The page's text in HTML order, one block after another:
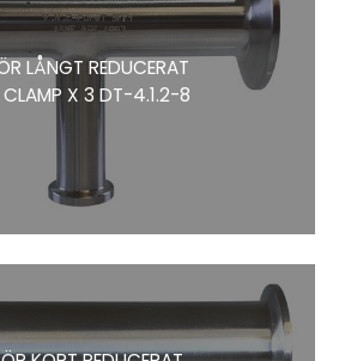
LÅNGT REDUCERAT
CLAMP X 3 DT-4.1.2-8